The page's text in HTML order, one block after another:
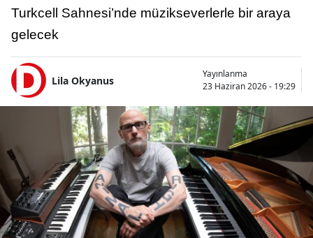
Turkcell Sahnesi’nde müzikseverlerle bir araya
gelecek
Lila Okyanus
Yayınlanma
23 Haziran 2026 - 19:29